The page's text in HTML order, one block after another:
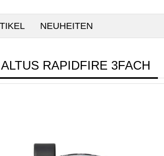
NEUHEITEN
RAPIDFIRE 3FACH